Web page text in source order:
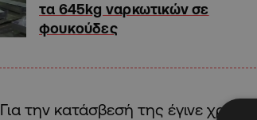
τα 645kg ναρκωτικών σε
φουκούδες
Για την κατάσβεσή της έγινε